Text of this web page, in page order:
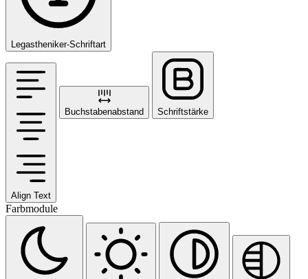
Legastheniker-Schriftart
Align Text
Buchstabenabstand Schriftstärke
Farbmodule